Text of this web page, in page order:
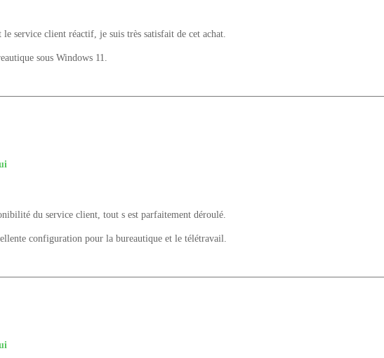
service client réactif, je suis très satisfait de cet achat.
sous Windows 11.
du service client, tout s est parfaitement déroulé.
configuration pour la bureautique et le télétravail.